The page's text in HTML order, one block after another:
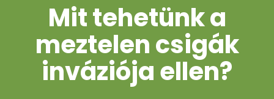
Mit tehetünk a
meztelen csigák
inváziója ellen?